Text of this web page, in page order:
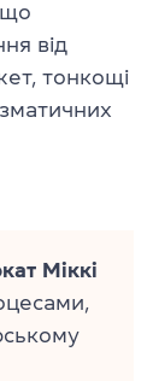
що
від
тонкощі
Міккі